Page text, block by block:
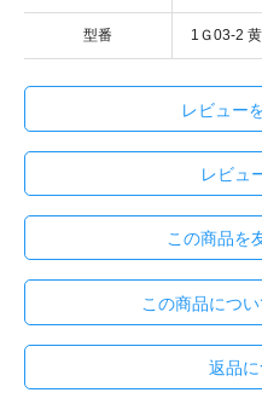
型番 1Ｇ03-2
レビュー
レビュ
この商品を
この商品につ
返品